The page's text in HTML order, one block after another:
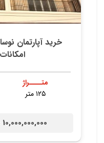
خرید آپارتمان
متــــراژ
۱۲۵ متر
10,000,000,000 تومان /